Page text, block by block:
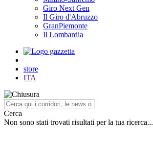
Giro Next Gen
Il Giro d'Abruzzo
GranPiemonte
Il Lombardia
store
ITA
Cerca
Non sono stati trovati risultati per la tua ricerca...